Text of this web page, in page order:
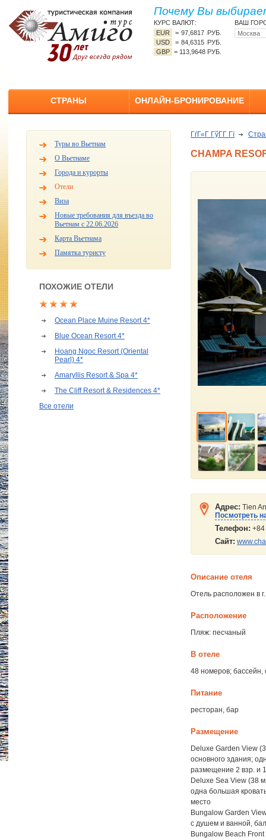
Почему Вы
КУРС ВАЛЮТ:
EUR
=97,6817 РУБ.
USD
=84,6315 РУБ.
GBP = 113,9648 РУБ.
ВАШ
СТРАНЫ ОНЛАЙН-БРОНИРОВАНИЕ
Туры во Вьетнам
О Вьетнаме
Города и курорты
Отели
Виза
Новые требования для въезда во
Вьетнам с 22.06.2026
Карта Вьетнама
Памятка туристу
ПОХОЖИЕ ОТЕЛИ
Ocean Place Muine Resort 4*
Blue Ocean Resort 4*
Hoang Ngoc Resort (Oriental
Pearl) 4*
Amaryllis Resort & Spa 4*
The Cliff Resort & Residences 4*
Все отели
ГѓГ«Г ГўГ­Г Гї
CHAMPA
Адрес: Tien
Посмотреть
Телефон:
Сайт:
Описание отеля
Отель расположен в
Расположение
Пляж: песчаный
В отеле
48 номеров; бассейн,
Питание
ресторан, бар
Размещение
Deluxe Garden View
основного здания;
размещение 2 взр. и
Deluxe Sea View (38
одна большая
место
Bungalow Garden
с душем и ванной,
Bungalow Beach